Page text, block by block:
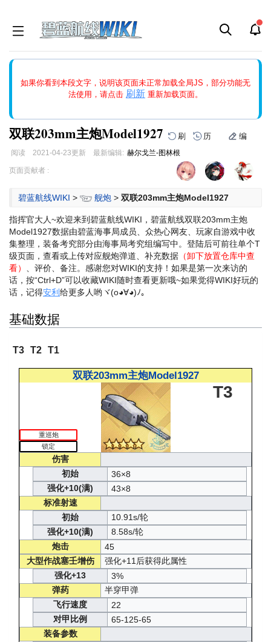
如果你看到本段文字，说明该页面未正常加载全局JS，部分功能无
法使用，请点击 刷新 重新加载页面。
能中的刷新按钮清除页面缓存并刷新，如果还有问题，请多尝试几
双联203mm主炮Model1927 刷 历 编
阅读 2021-04-23更新 最新编辑: 赫尔戈兰-图林根
跳
跳
页面贡献者 :
碧蓝航线WIKI > 舰炮 > 双联203mm主炮Model1927
指挥官大人~欢迎来到碧蓝航线WIKI，碧蓝航线双联203mm主炮
Model1927数据由碧蓝海事局成员、众热心网友、玩家自游戏中收
集整理，装备考究部分由海事局考究组编写中。登陆后可前往单个T
级页面，查看或上传对应舰炮弹道、补充数据 （卸下放置仓库中查
看） 、评价、备注。感谢您对WIKI的支持！ 如果是第一次来访的
话，按“Ctrl+D”可以收藏WIKI随时查看更新哦~如果觉得WIKI好玩的
话，记得安利 给更多人哟ヾ(o◕∀◕)ﾉ。
基础数据
T3 T2 T1
双联203mm主炮Model1927
重巡炮
锁定
T3
伤害
初始
36×8
强化+10(满)
43×8
标准射速
初始
10.91s/轮
强化+10(满)
8.58s/轮
炮击
45
大型作战塞壬增伤
强化+11后获得此属性
强化+13
3%
弹药
半穿甲弹
飞行速度
22
对甲比例
65-125-65
装备参数